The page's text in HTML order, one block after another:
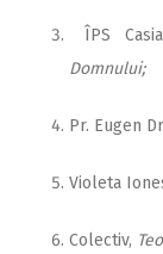
ÎPS
Domnului;
Pr. Eugen
Violeta
Colectiv,